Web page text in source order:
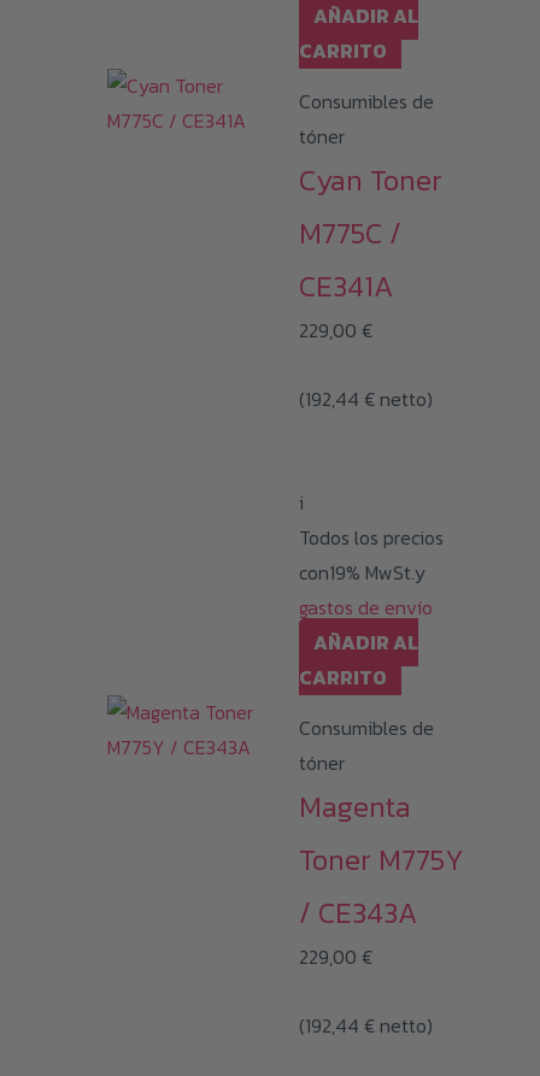
AÑADIR AL
CARRITO
Consumibles de
tóner
Cyan Toner
M775C /
CE341A
229,00 €
(192,44 € netto)
i
Todos los precios
con19% MwSt.y
gastos de envío
AÑADIR AL
CARRITO
Consumibles de
tóner
Magenta
Toner M775Y
/ CE343A
229,00 €
(192,44 € netto)